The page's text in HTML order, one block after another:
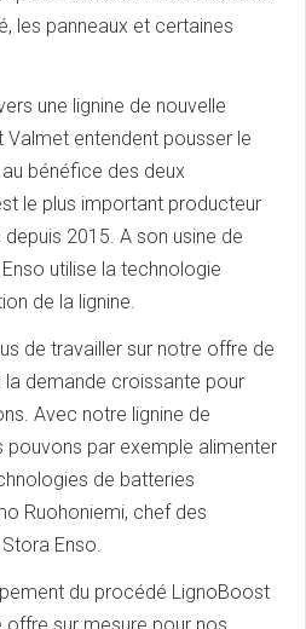
les panneaux et certaines
une lignine de nouvelle
Valmet entendent pousser le
bénéfice des deux
le plus important producteur
2015. A son usine de
utilise la technologie
de la lignine.
de travailler sur notre offre de
la demande croissante pour
Avec notre lignine de
pouvons par exemple alimenter
de batteries
Ruohoniemi, chef des
Enso.
du procédé LignoBoost